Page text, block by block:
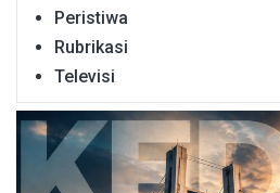
Peristiwa
Rubrikasi
Televisi